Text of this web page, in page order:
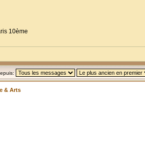
10ème
& Arts